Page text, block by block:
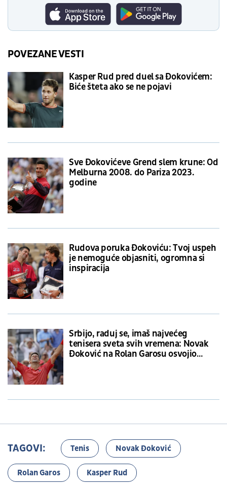
POVEZANE VESTI
Kasper Rud pred duel sa Đokovićem:
Biće šteta ako se ne pojavi
Sve Đokovićeve Grend slem krune: Od
Melburna 2008. do Pariza 2023.
godine
Rudova poruka Đokoviću: Tvoj uspeh
je nemoguće objasniti, ogromna si
inspiracija
Srbijo, raduj se, imaš najvećeg
tenisera sveta svih vremena: Novak
Đoković na Rolan Garosu osvojio
TAGOVI: Tenis Novak Đoković
Rolan Garos Kasper Rud